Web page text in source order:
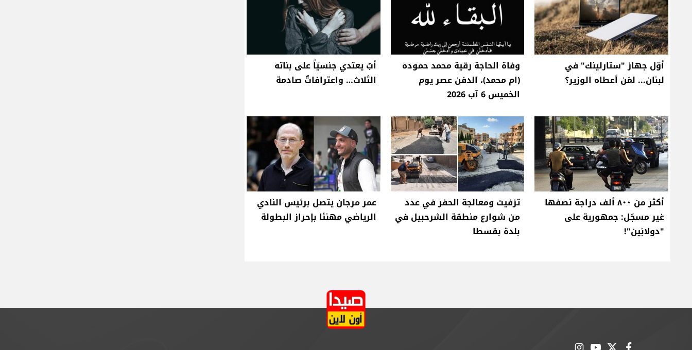
أوّل جهاز "ستارلينك" في
لبنان... لمَن أعطاه الوزير؟
وفاة الحاجة رقية محمد حموده
(ام محمد)، الدفن عصر يوم
الخميس 6 آب 2026
أبٌ يعتدي جنسيّاً على بناته
الثلاث… واعترافاتٌ صادمة
أكثر من ٨٠٠ ألف دراجة نصفها
غير مسجّل: جمهورية على
"دولابَين"!
تزفيت ومعالجة الحفر في عدد
من شوارع منطقة الشرحبيل في
بلدة بقسطا
عمر مرجان يتصل برئيس النادي
الرياضي مهنئا بإحراز البطولة